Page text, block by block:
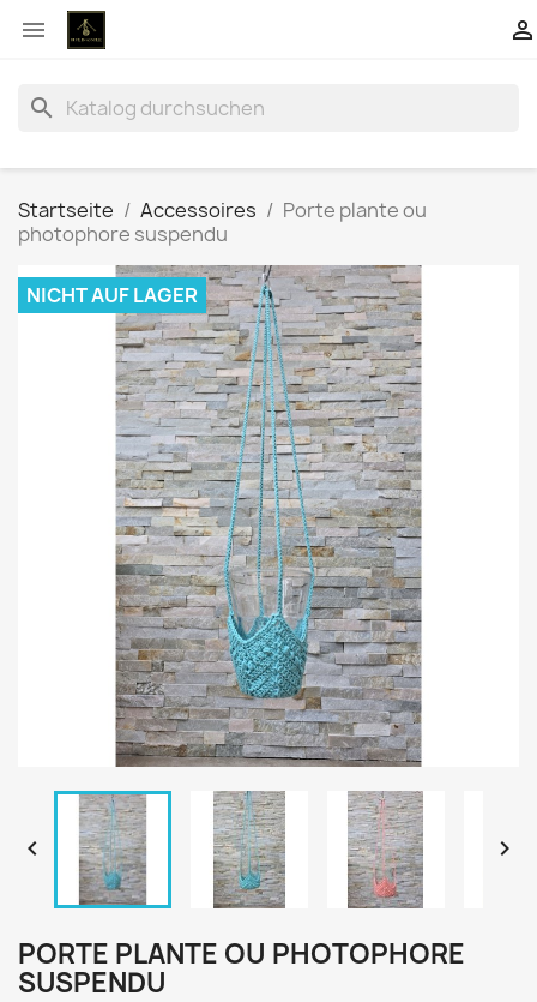
 
search
Startseite Accessoires
Porte plante ou
photophore suspendu
NICHT AUF LAGER
 
PORTE PLANTE OU PHOTOPHORE
SUSPENDU